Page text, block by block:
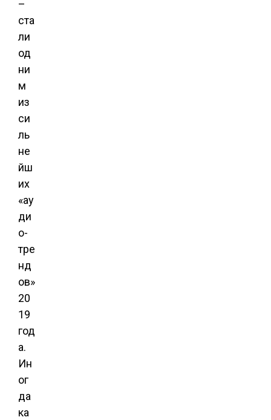
–
ста
ли
од
ни
м
из
си
ль
не
йш
их
«ау
ди
о-
тре
нд
ов»
20
19
год
а.
Ин
ог
да
ка